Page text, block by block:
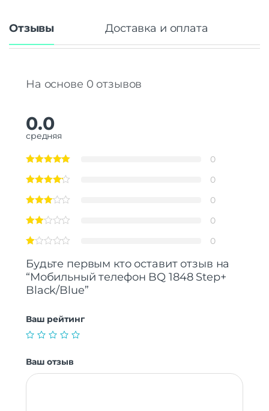
Отзывы Доставка и оплата
На основе 0 отзывов
0.0
средняя
0
0
0
0
0
Будьте первым кто оставит отзыв на
“Мобильный телефон BQ 1848 Step+
Black/Blue”
Ваш рейтинг
Ваш отзыв